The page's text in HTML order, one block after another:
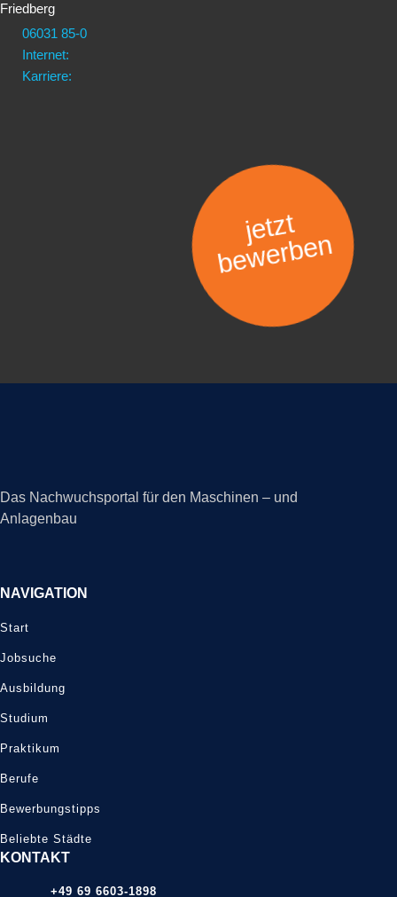
Friedberg
06031 85-0
Internet:
Karriere:
jetzt
bewerben
Das Nachwuchsportal für den Maschinen – und
Anlagenbau
NAVIGATION
Start
Jobsuche
Ausbildung
Studium
Praktikum
Berufe
Bewerbungstipps
Beliebte Städte
KONTAKT
+49 69 6603-1898